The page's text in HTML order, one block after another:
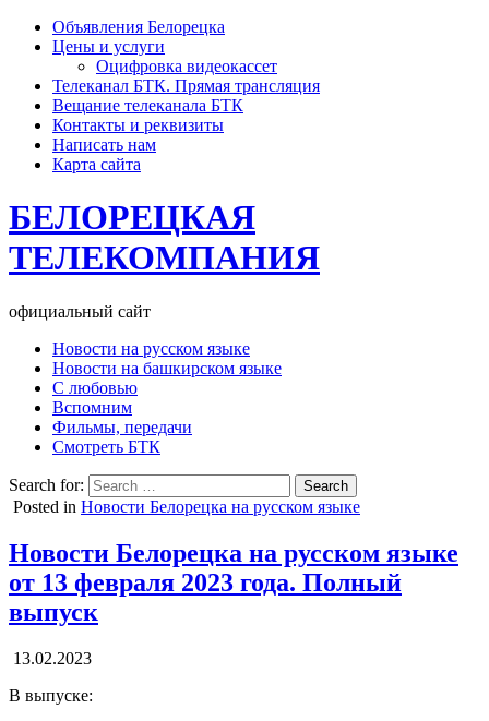
Объявления Белорецка
Цены и услуги
Оцифровка видеокассет
Телеканал БТК. Прямая трансляция
Вещание телеканала БТК
Контакты и реквизиты
Написать нам
Карта сайта
БЕЛОРЕЦКАЯ
ТЕЛЕКОМПАНИЯ
официальный сайт
Новости на русском языке
Новости на башкирском языке
С любовью
Вспомним
Фильмы, передачи
Смотреть БТК
Search for:
Posted in Новости Белорецка на русском языке
Новости Белорецка на русском языке
от 13 февраля 2023 года. Полный
выпуск
13.02.2023
В выпуске: